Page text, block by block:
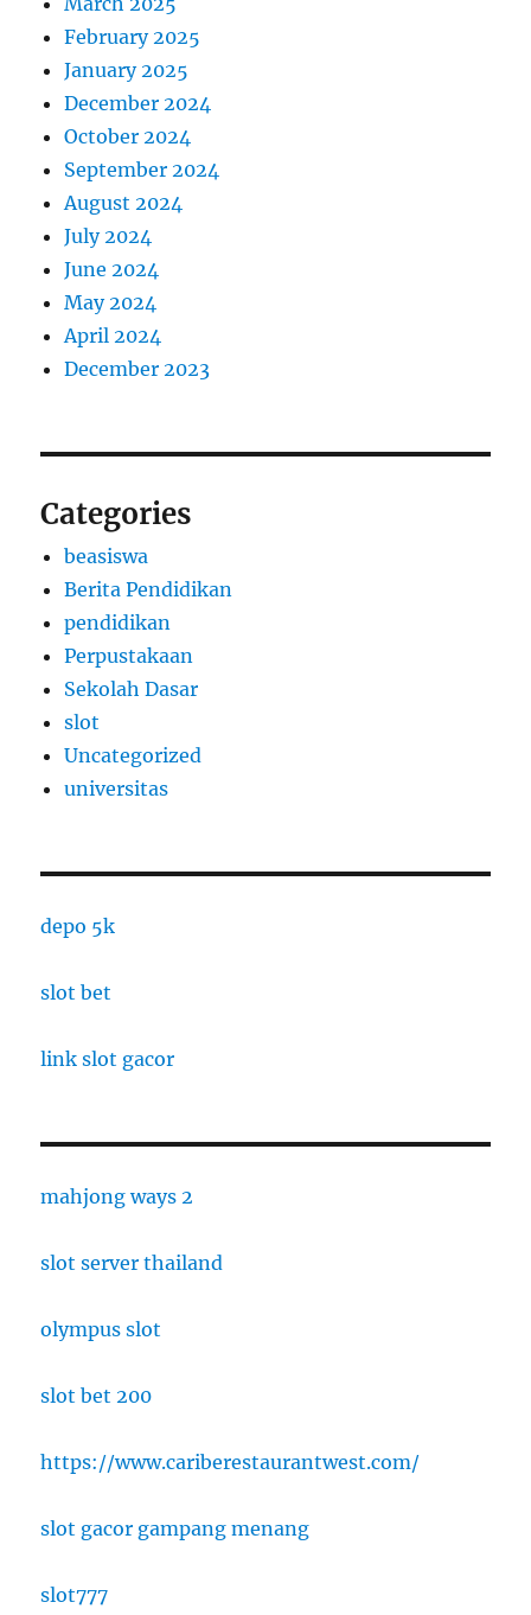
February 2025
January 2025
December 2024
October 2024
September 2024
August 2024
July 2024
June 2024
May 2024
April 2024
December 2023
Categories
beasiswa
Berita Pendidikan
pendidikan
Perpustakaan
Sekolah Dasar
slot
Uncategorized
universitas
depo 5k
slot bet
link slot gacor
mahjong ways 2
slot server thailand
olympus slot
slot bet 200
https://www.cariberestaurantwest.com/
slot gacor gampang menang
slot777